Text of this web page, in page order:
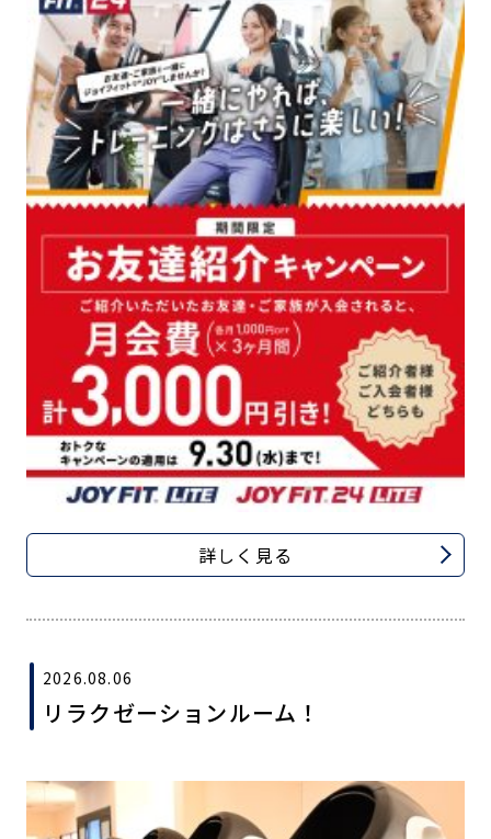
詳しく見る
2026.08.06
リラクゼーションルーム！